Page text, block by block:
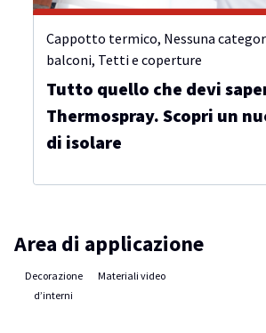
Cappotto termico, Nessuna
balconi, Tetti e coperture
Tutto quello che devi
Thermospray. Scopri un
di isolare
Area di applicazione
Decorazione
d’interni
Materiali video